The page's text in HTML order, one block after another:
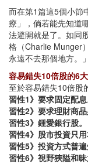
而在第1篇這5個小節
療」，倘若能先知道
法避開就是了。如同
格（Charlie Munger
永遠不去那個地方。」
容易錯失10倍股的6
至於容易錯失10倍股
習性1》要求固定配息
習性2》要求理財商品
習性3》鍾愛銀行股。
習性4》股市投資只用
習性5》投資方式普遍
習性6》視野狹隘和昧